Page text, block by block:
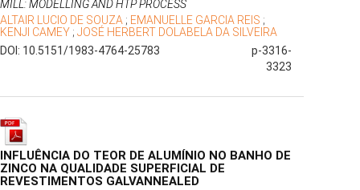
MILL: MODELLING AND HTP PROCESS
ALTAIR LUCIO DE SOUZA ; EMANUELLE GARCIA REIS ;
KENJI CAMEY ; JOSÉ HERBERT DOLABELA DA SILVEIRA
DOI: 10.5151/1983-4764-25783
p-3316-
3323
INFLUÊNCIA DO TEOR DE ALUMÍNIO NO BANHO DE
ZINCO NA QUALIDADE SUPERFICIAL DE
REVESTIMENTOS GALVANNEALED